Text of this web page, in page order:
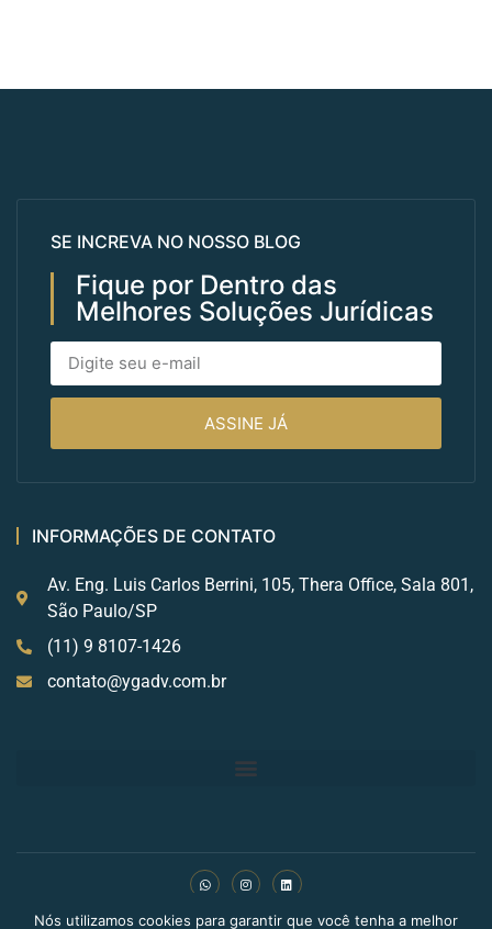
SE INCREVA NO NOSSO BLOG
Fique por Dentro das
Melhores Soluções Jurídicas
ASSINE JÁ
INFORMAÇÕES DE CONTATO
Av. Eng. Luis Carlos Berrini, 105, Thera Office, Sala 801,
São Paulo/SP
(11) 9 8107-1426
contato@ygadv.com.br
Copyright © 2024 BLDN Digital. Todos os direitos
Nós utilizamos cookies para garantir que você tenha a melhor